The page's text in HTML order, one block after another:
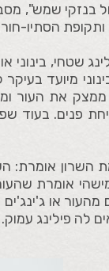
בנזקי שמש",
הסתיו-
שטחי, בינוני
מיועד
את העור
בעוד
השרון
אומרת
או
לה פילינג עמוק.